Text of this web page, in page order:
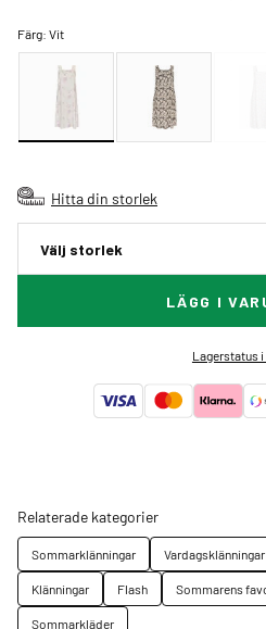
Färg:Vit
Hitta din storlek
Välj storlek
LÄGG I
Lagerstatus
Relaterade kategorier
Sommarklänningar Vardagsklänningar
Klänningar
Flash Sommarens
Sommarkläder